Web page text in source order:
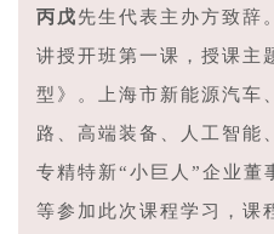
丙戊先生代表主办方致辞。
讲授开班第一课，授课主
型》。上海市新能源汽车
路、高端装备、人工智能
专精特新“小巨人”企业董
等参加此次课程学习，课